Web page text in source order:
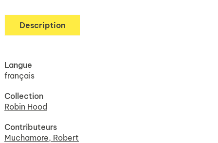
Description
Langue
français
Collection
Robin Hood
Contributeurs
Muchamore, Robert